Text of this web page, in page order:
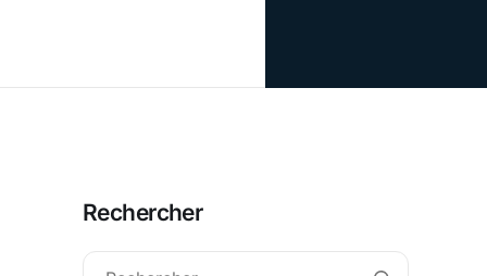
Rechercher